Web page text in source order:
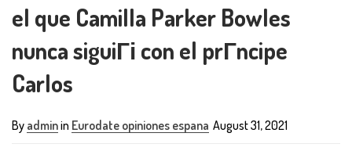
el que Camilla Parker Bowles
nunca siguiГі con el prГ­ncipe
Carlos
By adminin Eurodate opiniones espana August 31, 2021